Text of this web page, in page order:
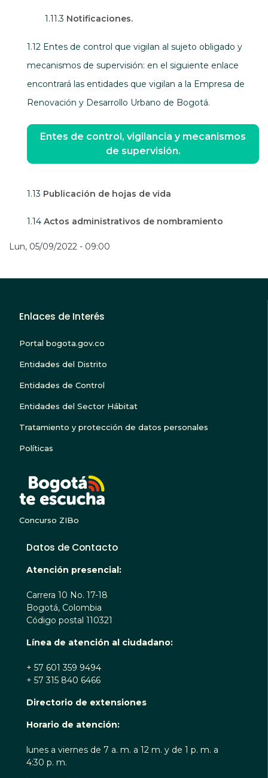
1.11.3 Notificaciones.
1.12 Entes de control que vigilan al sujeto obligado y
mecanismos de supervisión: en el siguiente enlace
encontrará las entidades que vigilan a la Empresa de
Renovación y Desarrollo Urbano de Bogotá.
Entes de control, vigilancia y mecanismos
de supervisión.
1.13 Publicación de hojas de vida
1.14 Actos administrativos de nombramiento
Lun, 05/09/2022 - 09:00
Enlaces de Interés
Portal bogota.gov.co
Entidades del Distrito
Entidades de Control
Entidades del Sector Hábitat
Tratamiento y protección de datos personales
Políticas
Concurso ZIBo
Datos de Contacto
Atención presencial:
Carrera 10 No. 17-18
Bogotá, Colombia
Código postal 110321
Línea de atención al ciudadano:
+ 57 601 359 9494
+ 57 315 840 6466
Directorio de extensiones
Horario de atención:
lunes a viernes de 7 a. m. a 12 m. y de 1 p. m. a
4:30 p. m.